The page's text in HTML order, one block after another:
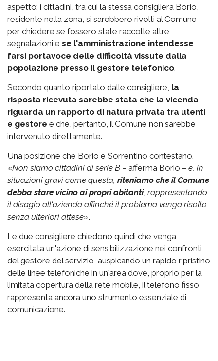
aspetto: i cittadini, tra cui la stessa consigliera Borio,
residente nella zona, si sarebbero rivolti al Comune
per chiedere se fossero state raccolte altre
segnalazioni e se l'amministrazione intendesse
farsi portavoce delle difficoltà vissute dalla
popolazione presso il gestore telefonico.
Secondo quanto riportato dalle consigliere, la
risposta ricevuta sarebbe stata che la vicenda
riguarda un rapporto di natura privata tra utenti
e gestore e che, pertanto, il Comune non sarebbe
intervenuto direttamente.
Una posizione che Borio e Sorrentino contestano.
«Non siamo cittadini di serie B – afferma Borio – e, in
situazioni gravi come questa, riteniamo che il Comune
debba stare vicino ai propri abitanti, rappresentando
il disagio all'azienda affinché il problema venga risolto
senza ulteriori attese».
Le due consigliere chiedono quindi che venga
esercitata un'azione di sensibilizzazione nei confronti
del gestore del servizio, auspicando un rapido ripristino
delle linee telefoniche in un'area dove, proprio per la
limitata copertura della rete mobile, il telefono fisso
rappresenta ancora uno strumento essenziale di
comunicazione.